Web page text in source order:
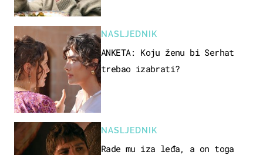
NASLJEDNIK
ANKETA: Koju ženu bi Serhat
trebao izabrati?
NASLJEDNIK
Rade mu iza leđa, a on toga